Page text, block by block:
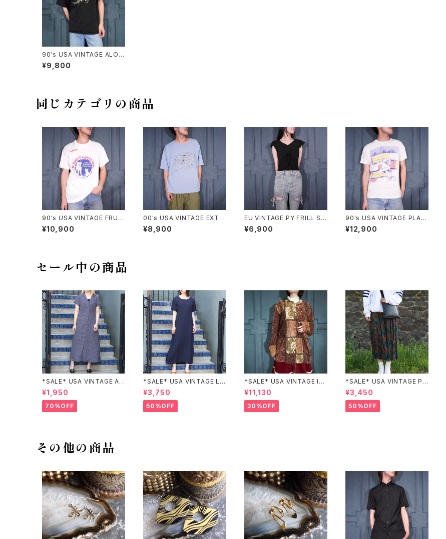
90's USA VINTAGE ALOR
E GECKO PRINT DESIGN
T SHIRT/90年代アメリカ古
¥9,800
同じカテゴリの商品
90's USA VINTAGE FRUIT
OF THE LOOM PETS MA
RT BE KIND TO ANIMALS
デザインTシャツ
¥10,900
00's USA VINTAGE EXTR
A Elements PAINT DESIG
N T SHIRT/00年代アメリカ
¥8,900
EU VINTAGE PY FRILL SL
EEVE SHARING DESIGN H
ALF SLEEVE TOPS MADE
¥6,900
90's USA VINTAGE PLAN
-9 ART PRINT DESIGN T
SHIRT/90年代アメリカ古着
¥12,900
セール中の商品
*SALE* USA VINTAGE AN
NEX HALF SLEEVE FLOW
ER PATTERNED ONE PIEC
E/アメリカ古着半袖花柄ワン
ピース
¥1,950
70%OFF
*SALE* USA VINTAGE LIZ
claiborne EMBROIDERY
DESIGN NAVY ONE PIEC
E/アメリカ古着刺繍デザイン
ネイビーワンピース
¥3,750
50%OFF
*SALE* USA VINTAGE Ind
igo moon PATCHWORK E
MBROIDERY DESIGN JAC
KET/アメリカ古着パッチワー
ク刺繍ジャケット
¥11,130
30%OFF
*SALE* USA VINTAGE PAI
SLEY PATTERNED DESIG
N SKIRT/アメリカ古着ペイズ
リー柄デザインスカート
¥3,450
50%OFF
その他の商品